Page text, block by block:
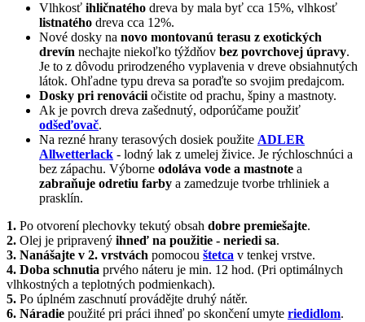
Vlhkosť ihličnatého dreva by mala byť cca 15%, vlhkosť
listnatého dreva cca 12%.
Nové dosky na novo montovanú terasu z exotických
drevín nechajte niekoľko týždňov bez povrchovej úpravy.
Je to z dôvodu prirodzeného vyplavenia v dreve obsiahnutých
látok. Ohľadne typu dreva sa poraďte so svojim predajcom.
Dosky pri renováciiočistite od prachu, špiny a mastnoty.
Ak je povrch dreva zašednutý, odporúčame použiť
odšeďovač.
Na rezné hrany terasových dosiek použite ADLER
Allwetterlack - lodný lak z umelej živice. Je rýchloschnúci a
bez zápachu. Výborne odoláva vode a mastnote a
zabraňuje odretiu farby a zamedzuje tvorbe trhliniek a
prasklín.
1. Po otvorení plechovky tekutý obsah dobre premiešajte.
2. Olej je pripravený ihneď na použitie - neriedi sa.
3. Nanášajte v 2. vrstvách pomocou štetca v tenkej vrstve.
4. Doba schnutia prvého náteru je min. 12 hod. (Pri optimálnych
vlhkostných a teplotných podmienkach).
5. Po úplném zaschnutí provádějte druhý nátěr.
6. Náradie použité pri práci ihneď po skončení umyte riedidlom.